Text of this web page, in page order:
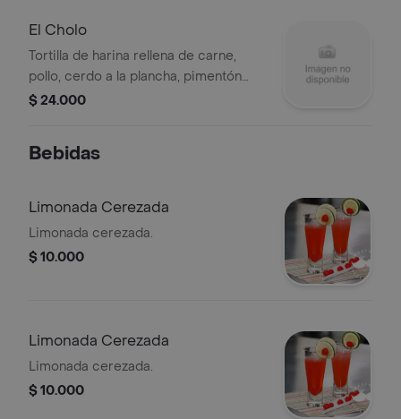
El Cholo
Tortilla de harina rellena de carne,
pollo, cerdo a la plancha, pimentón
verde, cebolla salteados, lechuga,
$ 24.000
Bebidas
Limonada Cerezada
Limonada cerezada.
$ 10.000
Limonada Cerezada
Limonada cerezada.
$ 10.000